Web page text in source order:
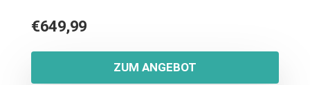
€649,99
ZUM ANGEBOT